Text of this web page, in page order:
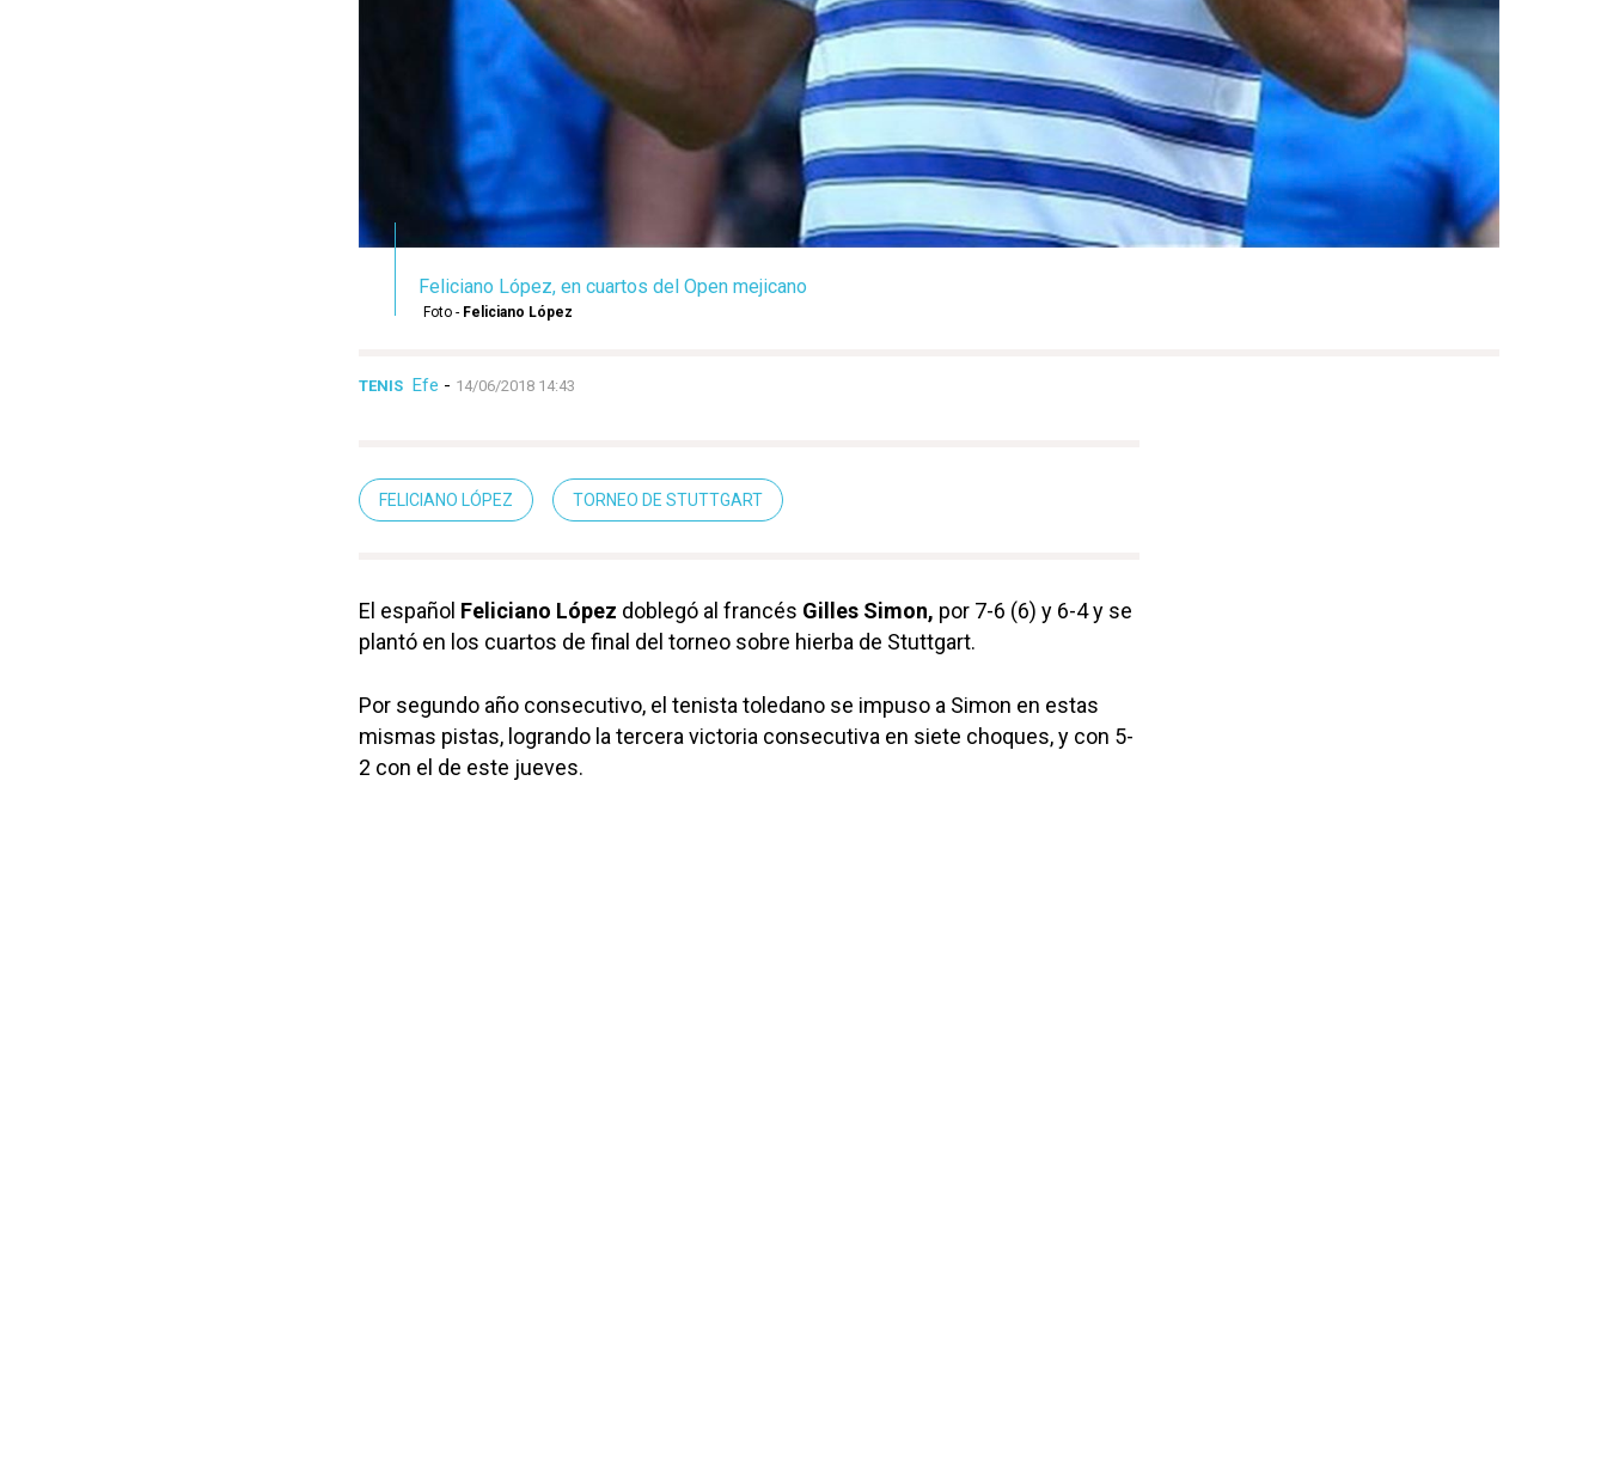
Feliciano López, en cuartos del Open mejicano
Foto - Feliciano López
TENIS Efe - 14/06/2018 14:43
FELICIANO LÓPEZ TORNEO DE STUTTGART
El español Feliciano López doblegó al francés Gilles Simon, por 7-6 (6) y 6-4 y se
plantó en los cuartos de final del torneo sobre hierba de Stuttgart.
Por segundo año consecutivo, el tenista toledano se impuso a Simon en estas
mismas pistas, logrando la tercera victoria consecutiva en siete choques, y con 5-
2 con el de este jueves.